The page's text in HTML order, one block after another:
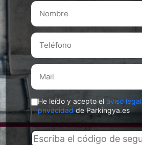
He leído y acepto elaviso legal
privacidadde Parkingya.es